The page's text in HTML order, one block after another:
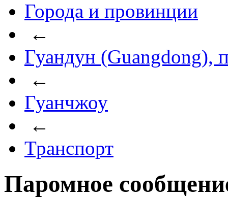
Города и провинции
←
Гуандун (Guangdong),
←
Гуанчжоу
←
Транспорт
Паромное